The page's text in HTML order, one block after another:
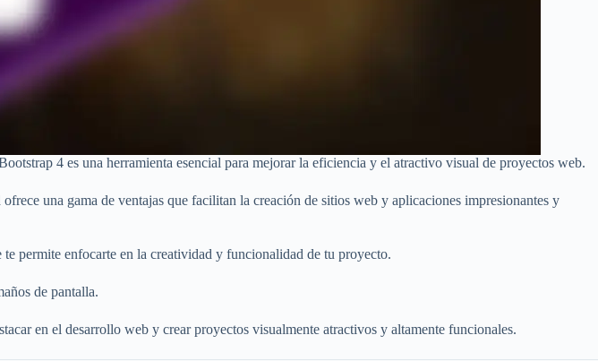
4 es una herramienta esencial para mejorar la eficiencia y el atractivo visual de proyectos web.
una gama de ventajas que facilitan la creación de sitios web y aplicaciones impresionantes y
permite enfocarte en la creatividad y funcionalidad de tu proyecto.
de pantalla.
en el desarrollo web y crear proyectos visualmente atractivos y altamente funcionales.